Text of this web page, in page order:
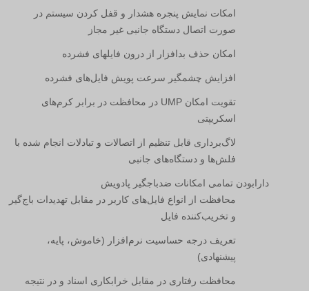
امکات نمایش پنجره هشدار و قفل کردن سیستم در
صورت اتصال دستگاه جانبی غیر مجاز
امکان حذف بدافزار از درون فایلهای فشرده
افزایش چشمگیر سرعت پویش فایل­‌های فشرده
تقویت امکان UMP در محافظت در برابر کرم­‌های
اسکریپتی
لاگ‌برداری قابل تنظیم از اتصالات و تبادلات انجام شده با
فلش­‌ها و دستگاه­‌های جانبی
دارابودن تمامی امکانات ضدباجگیر پادویش
محافظت از انواع فایل‌های کاربر در مقابل تهدیدات باج‌گیر
و تخریب‌کننده فایل
تعریف درجه حساسیت نرم‌افزار (خاموش، پایه،
پیشنهادی)
محافظت رفتاری در مقابل خرابکاری اسناد و در نتیجه